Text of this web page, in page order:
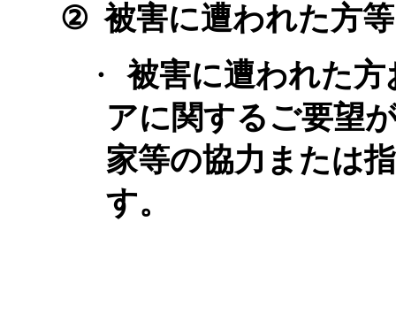
② 被害に遭われた方
・
被害に遭われた
アに関するご要望
家等の協力または
す。